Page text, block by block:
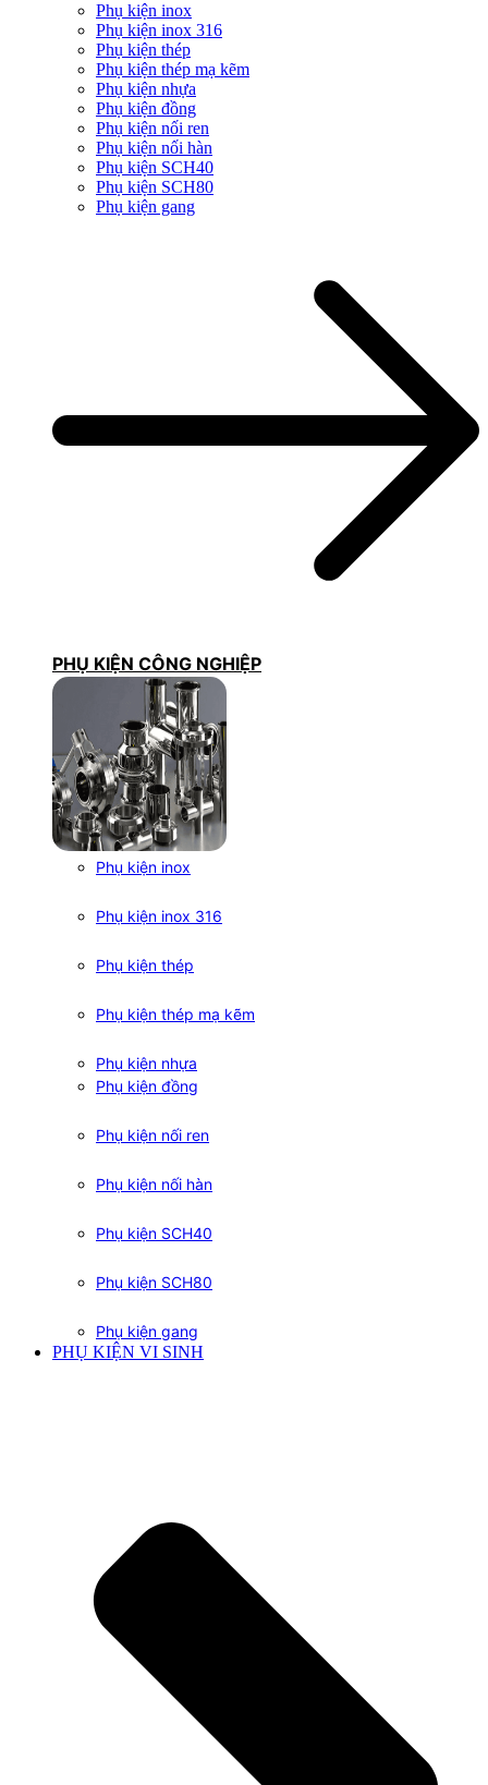
Phụ kiện inox
Phụ kiện inox 316
Phụ kiện thép
Phụ kiện thép mạ kẽm
Phụ kiện nhựa
Phụ kiện đồng
Phụ kiện nối ren
Phụ kiện nối hàn
Phụ kiện SCH40
Phụ kiện SCH80
Phụ kiện gang
PHỤ KIỆN CÔNG NGHIỆP
Phụ kiện inox
Phụ kiện inox 316
Phụ kiện thép
Phụ kiện thép mạ kẽm
Phụ kiện nhựa
Phụ kiện đồng
Phụ kiện nối ren
Phụ kiện nối hàn
Phụ kiện SCH40
Phụ kiện SCH80
Phụ kiện gang
PHỤ KIỆN VI SINH